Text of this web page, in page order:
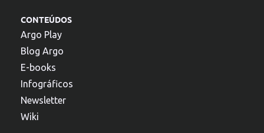
CONTEÚDOS
Argo Play
Blog Argo
E-books
Infográficos
Newsletter
Wiki